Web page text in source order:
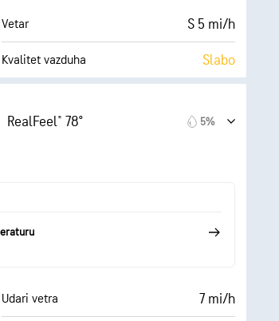
Vetar S 5 mi/h
Kvalitet vazduha Slabo
RealFeel® 78° 5%
Udari vetra 7 mi/h